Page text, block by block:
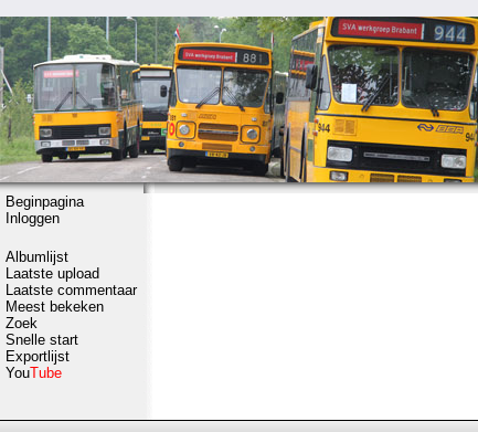
Beginpagina
Inloggen
Albumlijst
Laatste upload
Laatste commentaar
Meest bekeken
Zoek
Snelle start
Exportlijst
YouTube